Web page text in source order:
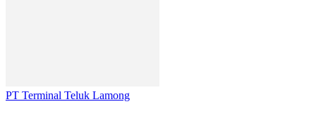
PT Terminal Teluk Lamong